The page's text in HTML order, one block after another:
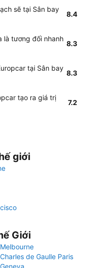
sẽ tại Sân bay
8.4
là tương đối nhanh
8.3
tại Sân bay
8.3
tạo ra giá trị
7.2
giới
Giới
de Gaulle Paris